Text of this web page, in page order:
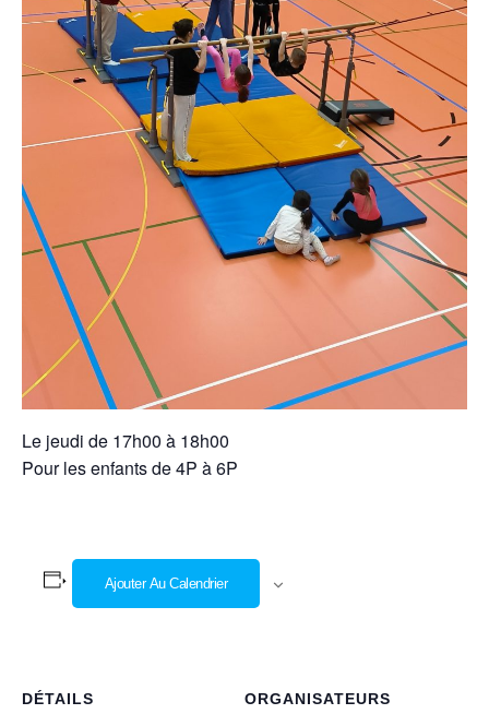
Le jeudi de 17h00 à 18h00
Pour les enfants de 4P à 6P
Ajouter Au Calendrier
DÉTAILS ORGANISATEURS